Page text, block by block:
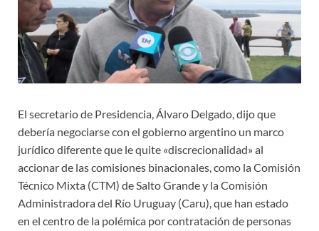
El secretario de Presidencia, Álvaro Delgado, dijo que
debería negociarse con el gobierno argentino un marco
jurídico diferente que le quite «discrecionalidad» al
accionar de las comisiones binacionales, como la Comisión
Técnico Mixta (CTM) de Salto Grande y la Comisión
Administradora del Río Uruguay (Caru), que han estado
en el centro de la polémica por contratación de personas